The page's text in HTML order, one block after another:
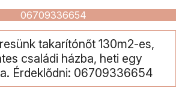
06709336654
takarítónőt 130m2-es,
családi házba, heti egy
Érdeklődni: 06709336654